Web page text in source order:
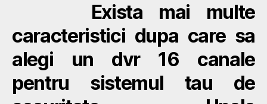
Exista mai multe
caracteristici dupa care sa
alegi un dvr 16 canale
pentru sistemul tau de